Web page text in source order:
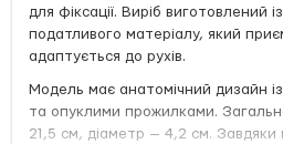
для фіксації. Виріб виготовлений
податливого матеріалу, який
адаптується до рухів.
Модель має анатомічний дизайн
та опуклими прожилками.
21,5 см, діаметр — 4,2 см. Завдяки